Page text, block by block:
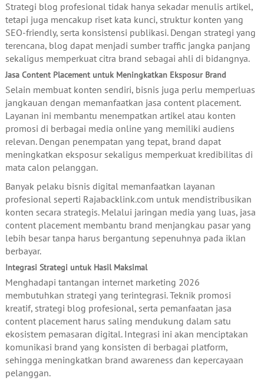
Strategi blog profesional tidak hanya sekadar menulis artikel,
tetapi juga mencakup riset kata kunci, struktur konten yang
SEO-friendly, serta konsistensi publikasi. Dengan strategi yang
terencana, blog dapat menjadi sumber traffic jangka panjang
sekaligus memperkuat citra brand sebagai ahli di bidangnya.
Jasa Content Placement untuk Meningkatkan Eksposur Brand
Selain membuat konten sendiri, bisnis juga perlu memperluas
jangkauan dengan memanfaatkan jasa content placement.
Layanan ini membantu menempatkan artikel atau konten
promosi di berbagai media online yang memiliki audiens
relevan. Dengan penempatan yang tepat, brand dapat
meningkatkan eksposur sekaligus memperkuat kredibilitas di
mata calon pelanggan.
Banyak pelaku bisnis digital memanfaatkan layanan
profesional seperti Rajabacklink.com untuk mendistribusikan
konten secara strategis. Melalui jaringan media yang luas, jasa
content placement membantu brand menjangkau pasar yang
lebih besar tanpa harus bergantung sepenuhnya pada iklan
berbayar.
Integrasi Strategi untuk Hasil Maksimal
Menghadapi tantangan internet marketing 2026
membutuhkan strategi yang terintegrasi. Teknik promosi
kreatif, strategi blog profesional, serta pemanfaatan jasa
content placement harus saling mendukung dalam satu
ekosistem pemasaran digital. Integrasi ini akan menciptakan
komunikasi brand yang konsisten di berbagai platform,
sehingga meningkatkan brand awareness dan kepercayaan
pelanggan.